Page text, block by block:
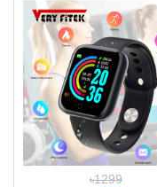
৳1299